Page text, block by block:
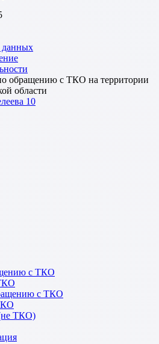
данных
обращению с ТКО на территории
области
10
с ТКО
с ТКО
(не ТКО)